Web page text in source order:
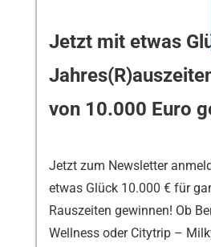
Jetzt mit etwas
von 10.000 Euro
Jetzt zum Newsletter
etwas Glück 10.000 € für
Rauszeiten gewinnen! Ob
Wellness oder Citytrip –